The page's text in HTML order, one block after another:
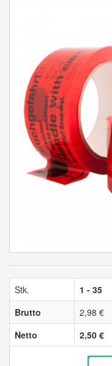
Stk. 1 - 35
Brutto
2,98 €
Netto
2,50 €